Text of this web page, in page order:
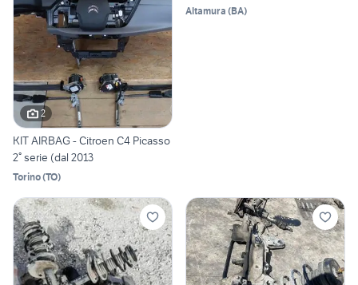
2
KIT AIRBAG - Citroen C4 Picasso
2° serie (dal 2013
Torino(TO)
Altamura (BA)